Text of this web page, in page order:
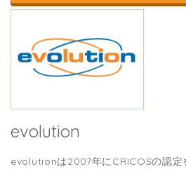
evolution
evolutionは2007年にCRICOSの認